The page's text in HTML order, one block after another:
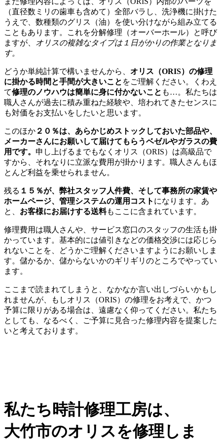
（直径数ミリの歯車も含めて）全部バラし、洗浄機に掛けた
うえで、数種類のグリス（油）を使い分けながら組み立てる
こともあります。これを分解修理（オーバーホール）と呼び
ますが、 オリスの複雑なタイプは１日がかりの作業となりま
す。
どうか単純計算で構いませんから、 オリス（ORIS）の修理
に掛かる時間と手間が大きいこと をご理解ください。くわえ
て修理のノウハウは簡単に身に付かないこと も…。私たちは
職人さんが過去に積み重ねた経験や、培われてきたセンスに
も対価をお支払いをしたいと思います。
このほか ２０％は、あらかじめストックしておいた部品や、
メーカーさんにお願いして届けてもらうベゼルやガラスの費
用です。 申し上げるまでもなくオリス（ORIS）は高級品で
すから、それなりに立派な費用が掛かります。職人さんもほ
とんど利益を乗せられません。
残る １５％が、弊社スタッフ人件費、そして事務所の家賃や
ホームページ、管理システムの運用コスト になります。あ
と、 お客様にお届けする送料もここに含まれています。
修理費用は職人さんや、サービス窓口のスタッフの生活も掛
かっています。基本的には値引きなどの価格交渉には応じら
れないことを、どうかご理解くださいますようにお願いしま
す。儲かるか、儲からないかのギリギリのところでやってい
ます。
ここまで読まれてしまうと、なかなか言い出しづらいかもし
れませんが、もしオリス（ORIS）の修理をお考えで、かつ
予算に限りがある場合は、遠慮なく仰ってください。私たち
としても、なるべく、ご予算に見合った修理内容を提案した
いと考えております。
私たち時計修理工房は、
大竹市のオリスを修理しま